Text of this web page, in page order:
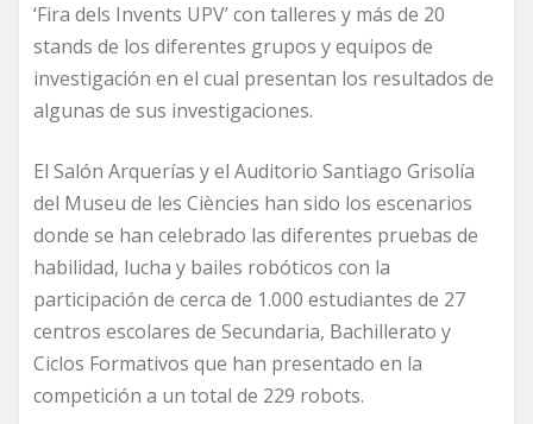
‘Fira dels Invents UPV’ con talleres y más de 20
stands de los diferentes grupos y equipos de
investigación en el cual presentan los resultados de
algunas de sus investigaciones.
El Salón Arquerías y el Auditorio Santiago Grisolía
del Museu de les Ciències han sido los escenarios
donde se han celebrado las diferentes pruebas de
habilidad, lucha y bailes robóticos con la
participación de cerca de 1.000 estudiantes de 27
centros escolares de Secundaria, Bachillerato y
Ciclos Formativos que han presentado en la
competición a un total de 229 robots.